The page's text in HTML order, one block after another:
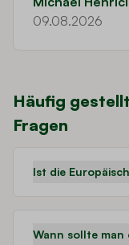
09.08.2026
Häufig
Fragen
Ist die
Wann sollte man